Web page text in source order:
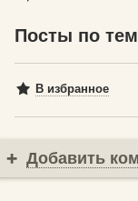
Посты по
В избранное
Добавить